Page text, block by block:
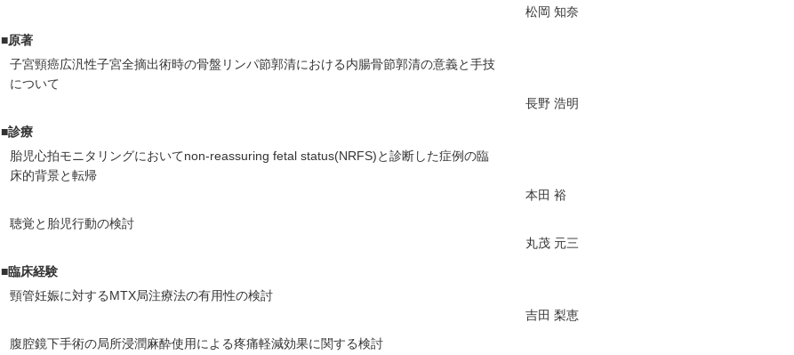
松岡 知奈
■原著
子宮頸癌広汎性子宮全摘出術時の骨盤リンパ節郭清における内腸骨節郭清の意義と手技
について
長野 浩明
■診療
胎児心拍モニタリングにおいてnon-reassuring fetal status(NRFS)と診断した症例の臨
床的背景と転帰
本田 裕
聴覚と胎児行動の検討
丸茂 元三
■臨床経験
頸管妊娠に対するMTX局注療法の有用性の検討
吉田 梨恵
腹腔鏡下手術の局所浸潤麻酔使用による疼痛軽減効果に関する検討